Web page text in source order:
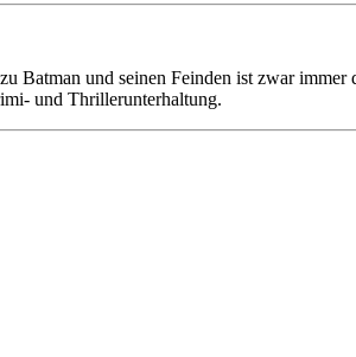
Batman und seinen Feinden ist zwar immer
und Thrillerunterhaltung.